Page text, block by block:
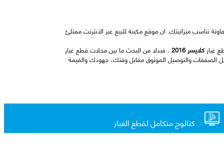
تناسب ميزانيتك. ان موقع مكينة للبيع عبر الانترنت ممتلئ
غياركلايسر 2016 . فبدلا من البحث ما بين محلات قطع غيار
والتوصيل الموثوق مقابل وقتك، جهودك والقيمة
كتالوج متكامل لقطع الغيار